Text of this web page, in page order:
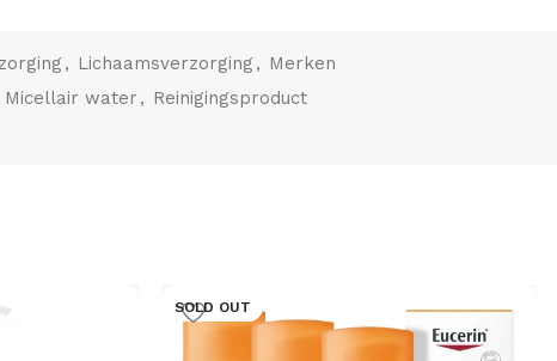
, Lichaamsverzorging , Merken
Micellair water , Reinigingsproduct
SOLD OUT